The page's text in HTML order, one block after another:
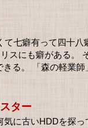
七癖有って四十八
スにも癖がある。
きる。 「森の軽業
ター
に古いHDDを探っ